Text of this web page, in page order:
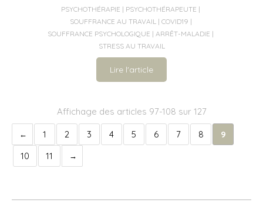
PSYCHOTHÉRAPIE
PSYCHOTHÉRAPEUTE
SOUFFRANCE AU TRAVAIL
COVID19
SOUFFRANCE PSYCHOLOGIQUE
ARRÊT-MALADIE
STRESS AU TRAVAIL
Lire l'article
Affichage des articles 97-108 sur 127
1 2 3 4 5 6 7 8
9
10
11